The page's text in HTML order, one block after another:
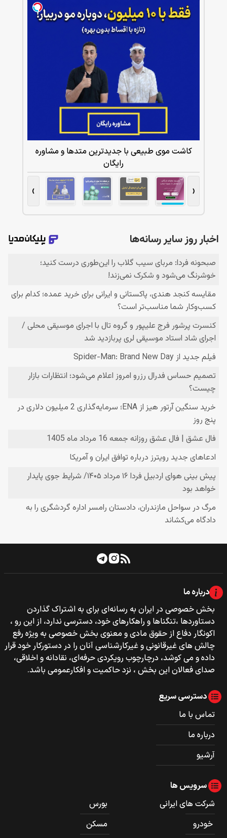
کاشت موی طبیعی با جدیدترین متدها و مشاوره
رایگان
‹
›
درباره ما
بخش خصوصی‌‌ در ایران به رسانه‌ای برای به اشتراک گذاردن
دستاوردها ،تنگناها و راهکارهای خود، دسترسی ندارد، از این رو ،
اکونگار دفاع از حقوق مادی و معنوی بخش خصوصی به ویژه رفع
چالش های غیرقانونی و غیرکارشناسی آنان را در دستورکار خود قرار
داده و می کوشد، درچارچوب رویکردی حرفه‌ای، نقادانه و اخلاقی،
صدای فعالان این بخش ، نزد حاکمیت و افکارعمومی باشد.
دسترسی سریع
تماس با ما
درباره ما
آرشیو
سرویس ها
شرکت های ایرانی
بورس
خودرو
مسکن